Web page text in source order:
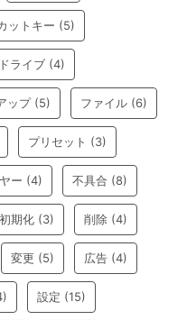
ットキー (5)
ドライブ (4)
ップ(5) ファイル (6)
プリセット (3)
ー (4) 不具合 (8)
初期化 (3) 削除 (4)
変更 (5) 広告 (4)
設定 (15)